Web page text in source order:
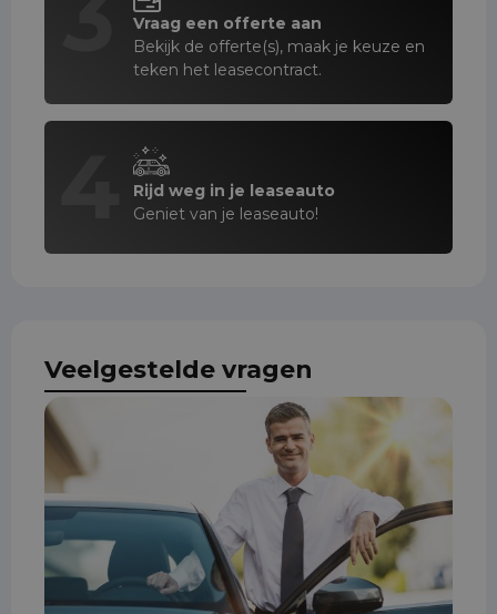
Vraag een offerte aan
Bekijk de offerte(s), maak je keuze en
teken het leasecontract.
Rijd weg in je leaseauto
Geniet van je leaseauto!
Veelgestelde vragen